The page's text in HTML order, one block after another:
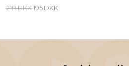
218 DKK 195 DKK